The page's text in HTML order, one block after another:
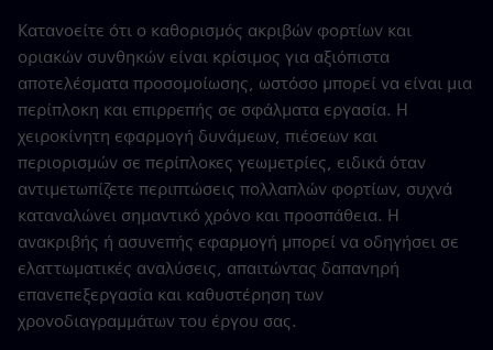
Κατανοείτε ότι ο καθορισμός ακριβών φορτίων και
οριακών συνθηκών είναι κρίσιμος για αξιόπιστα
αποτελέσματα προσομοίωσης, ωστόσο μπορεί να είναι μια
περίπλοκη και επιρρεπής σε σφάλματα εργασία. Η
χειροκίνητη εφαρμογή δυνάμεων, πιέσεων και
περιορισμών σε περίπλοκες γεωμετρίες, ειδικά όταν
αντιμετωπίζετε περιπτώσεις πολλαπλών φορτίων, συχνά
καταναλώνει σημαντικό χρόνο και προσπάθεια. Η
ανακριβής ή ασυνεπής εφαρμογή μπορεί να οδηγήσει σε
ελαττωματικές αναλύσεις, απαιτώντας δαπανηρή
επανεπεξεργασία και καθυστέρηση των
χρονοδιαγραμμάτων του έργου σας.